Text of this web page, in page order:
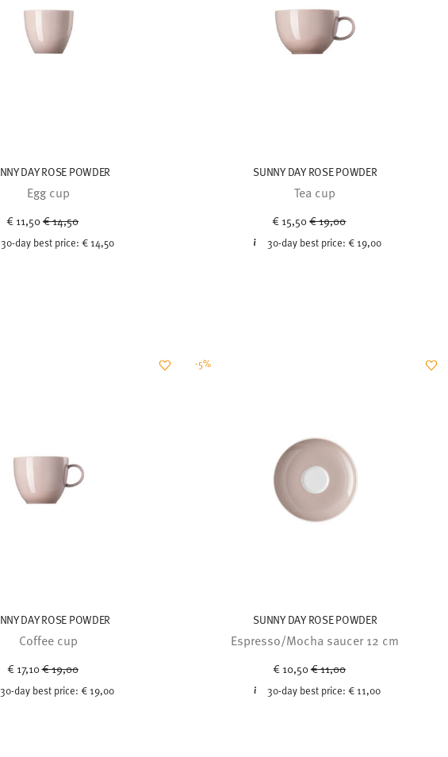
DAY ROSE POWDER
Egg cup
€ 11,50 Price reduced from
€ 14,50
30-day best price: € 14,50
SUNNY DAY ROSE POWDER
Tea cup
€ 15,50Price reduced from
€ 19,00
30-day best price: € 19,00
DAY ROSE POWDER
Coffee cup
€ 17,10 Price reduced from
€ 19,00
30-day best price:€ 19,00
SUNNY DAY ROSE POWDER
Espresso/Mocha saucer 12 cm
€ 10,50 Price reduced from
€ 11,00
30-day best price:€ 11,00
-5%